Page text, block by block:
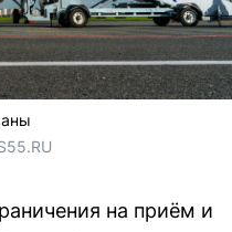
на приём и